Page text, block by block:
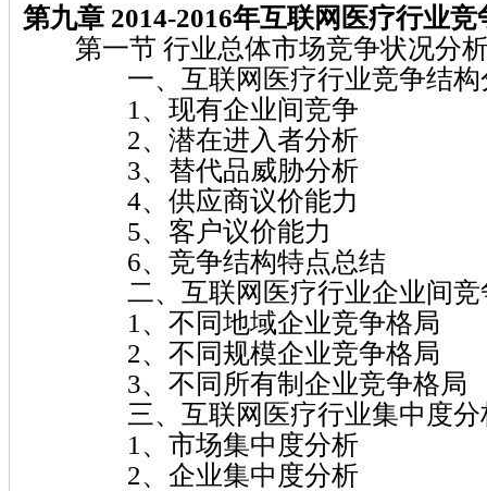
第九章 2014-2016年互联网医疗行业
第一节 行业总体市场竞争状况分
一、互联网医疗行业竞争结构
1、现有企业间竞争
2、潜在进入者分析
3、替代品威胁分析
4、供应商议价能力
5、客户议价能力
6、竞争结构特点总结
二、互联网医疗行业企业间竞
1、不同地域企业竞争格局
2、不同规模企业竞争格局
3、不同所有制企业竞争格局
三、互联网医疗行业集中度分
1、市场集中度分析
2、企业集中度分析